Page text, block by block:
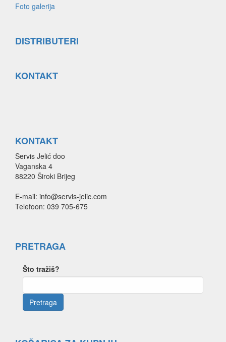
Foto galerija
DISTRIBUTERI
KONTAKT
KONTAKT
Servis Jelić doo
Vaganska 4
88220 Široki Brijeg
E-mail: info@servis-jelic.com
Telefoon: 039 705-675
PRETRAGA
Što tražiš?